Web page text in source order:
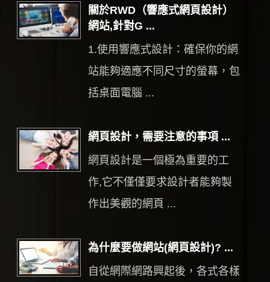
關於RWD（響應式網頁設計）
網站,針對G ...
1.使用響應式設計：確保你的網
站能夠適應不同尺寸的螢幕，包
括桌面電腦 ...
網頁設計，需要注意的事項 ...
網頁設計是一個極為重要的工
作,它不僅僅要求設計者能夠製
作出美觀的網頁 ...
為什麼要做網站(網頁設計)? ...
自從網際網路興起後，各式各樣